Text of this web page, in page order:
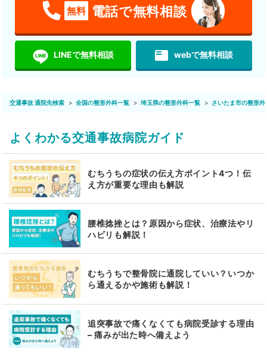
無料 電話で無料相談
LINEで無料相談 featured_play_list webで無料相談
交通事故 通院先検索 全国の整形外科一覧 埼玉県の整形外科一覧 さいたま市の整形外
よくわかる交通事故病院ガイド
むちうちの症状の伝え方ポイント4つ！伝
え方が重要な理由も解説
腰椎捻挫とは？原因から症状、治療法やリ
ハビリも解説！
むちうちで整骨院に通院していい？いつか
ら通えるかや施術も解説！
追突事故で痛くなくても病院受診する理由
– 痛みが出た時へ備えよう